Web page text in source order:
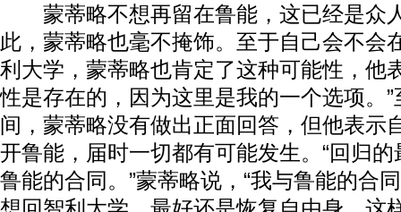
蒙蒂略不想再留在鲁能，这已经是众
此，蒙蒂略也毫不掩饰。至于自己会不会
利大学，蒙蒂略也肯定了这种可能性，他
性是存在的，因为这里是我的一个选项。
间，蒙蒂略没有做出正面回答，但他表示
开鲁能，届时一切都有可能发生。“回归
鲁能的合同。”蒙蒂略说，“我与鲁能的合